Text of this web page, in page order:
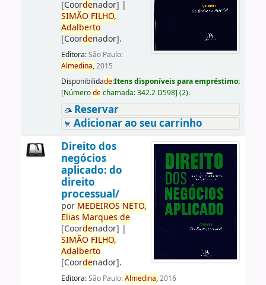
[Coordenador] |
SIMÃO FILHO,
Adalberto
[Coordenador].
Editora:São Paulo:
Almedina,2015
Disponibilidade:Itens disponíveis para empréstimo:
[Númerodechamada:342.2 D598] (2).
Reservar
Adicionar ao seu carrinho
Direito dos
negócios
aplicado: do
direito
processual/
por MEDEIROS NETO,
Elias Marques de
[Coordenador] |
SIMÃO FILHO,
Adalberto
[Coordenador].
Editora:São Paulo:Almedina,2016